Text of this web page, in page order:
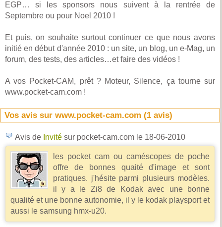
EGP… si les sponsors nous suivent à la rentrée de
Septembre ou pour Noel 2010 !
Et puis, on souhaite surtout continuer ce que nous avons
initié en début d'année 2010 : un site, un blog, un e-Mag, un
forum, des tests, des articles…et faire des vidéos !
A vos Pocket-CAM, prêt ? Moteur, Silence, ça tourne sur
www.pocket-cam.com !
Vos avis sur www.pocket-cam.com (1 avis)
Avis de Invité sur pocket-cam.com le 18-06-2010
les pocket cam ou caméscopes de poche
offre de bonnes quaité d'image et sont
pratiques. j'hésite parmi plusieurs modèles.
il y a le Zi8 de Kodak avec une bonne
qualité et une bonne autonomie, il y le kodak playsport et
aussi le samsung hmx-u20.